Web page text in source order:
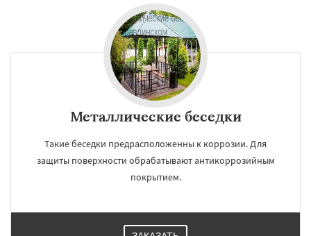
Металлические беседки
Такие беседки предрасположенны к коррозии. Для
защиты поверхности обрабатывают антикоррозийным
покрытием.